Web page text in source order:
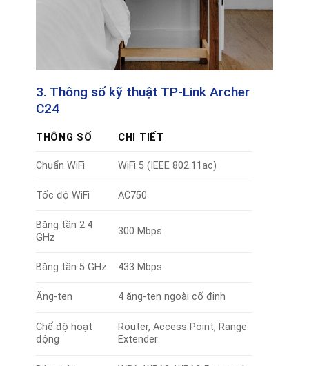
3. Thông số kỹ thuật TP-Link Archer
C24
THÔNG SỐ CHI TIẾT
Chuẩn WiFi WiFi 5 (IEEE 802.11ac)
Tốc độ WiFi AC750
Băng tần 2.4
GHz
300 Mbps
Băng tần 5 GHz 433 Mbps
Ăng-ten 4 ăng-ten ngoài cố định
Chế độ hoạt
động
Router, Access Point, Range
Extender